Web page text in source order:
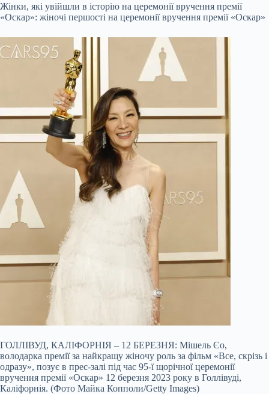
Жінки, які увійшли в історію на церемонії вручення премії
«Оскар»: жіночі першості на церемонії вручення премії «Оскар»
ГОЛЛІВУД, КАЛІФОРНІЯ – 12 БЕРЕЗНЯ: Мішель Єо,
володарка премії за найкращу жіночу роль за фільм «Все, скрізь і
одразу», позує в прес-залі під час 95-ї щорічної церемонії
вручення премії «Оскар» 12 березня 2023 року в Голлівуді,
Каліфорнія. (Фото Майка Копполи/Getty Images)